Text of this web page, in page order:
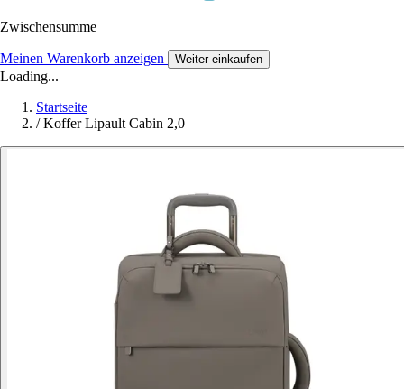
Zwischensumme
Meinen Warenkorb anzeigen Weiter einkaufen
Loading...
Startseite
/ Koffer Lipault Cabin 2,0